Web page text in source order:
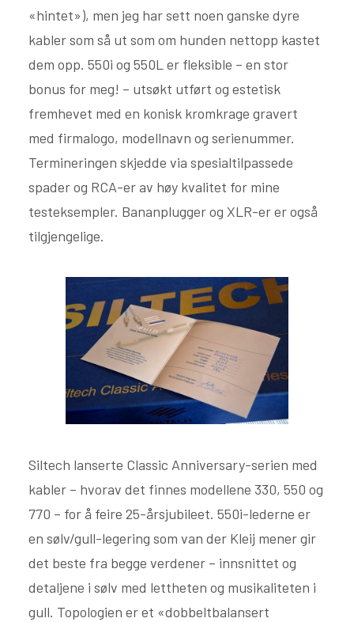
«hintet»), men jeg har sett noen ganske dyre
kabler som så ut som om hunden nettopp kastet
dem opp. 550i og 550L er fleksible – en stor
bonus for meg! – utsøkt utført og estetisk
fremhevet med en konisk kromkrage gravert
med firmalogo, modellnavn og serienummer.
Termineringen skjedde via spesialtilpassede
spader og RCA-er av høy kvalitet for mine
testeksempler. Bananplugger og XLR-er er også
tilgjengelige.
Siltech lanserte Classic Anniversary-serien med
kabler – hvorav det finnes modellene 330, 550 og
770 – for å feire 25-årsjubileet. 550i-lederne er
en sølv/gull-legering som van der Kleij mener gir
det beste fra begge verdener – innsnittet og
detaljene i sølv med lettheten og musikaliteten i
gull. Topologien er et «dobbeltbalansert